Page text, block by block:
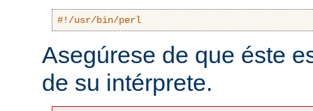
#!/usr/bin/perl
Asegúrese de que éste
de su intérprete.